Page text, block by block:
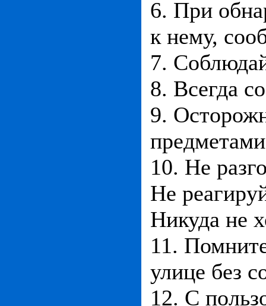
6. При
к нему,
7.
8. Всегда
9.
10. Не
Не
Никуда не
11.
улице без
12. С